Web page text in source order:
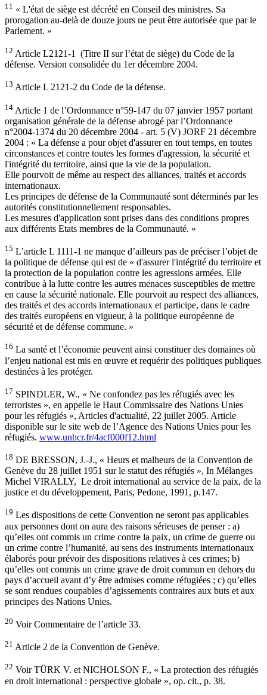
11 « L'état de siège est décrété en Conseil des ministres. Sa
prorogation au-delà de douze jours ne peut être autorisée que par le
Parlement. »
12 Article L2121-1 (Titre II sur l’état de siège) du Code de la
défense. Version consolidée du 1er décembre 2004.
13 Article L 2121-2 du Code de la défense.
14 Article 1 de l’Ordonnance n°59-147 du 07 janvier 1957 portant
organisation générale de la défense abrogé par l’Ordonnance
n°2004-1374 du 20 décembre 2004 - art. 5 (V) JORF 21 décembre
2004 : « La défense a pour objet d'assurer en tout temps, en toutes
circonstances et contre toutes les formes d'agression, la sécurité et
l'intégrité du territoire, ainsi que la vie de la population.
Elle pourvoit de même au respect des alliances, traités et accords
internationaux.
Les principes de défense de la Communauté sont déterminés par les
autorités constitutionnellement responsables.
Les mesures d'application sont prises dans des conditions propres
aux différents Etats membres de la Communauté. »
15 L’article L 1111-1 ne manque d’ailleurs pas de préciser l’objet de
la politique de défense qui est de « d'assurer l'intégrité du territoire et
la protection de la population contre les agressions armées. Elle
contribue à la lutte contre les autres menaces susceptibles de mettre
en cause la sécurité nationale. Elle pourvoit au respect des alliances,
des traités et des accords internationaux et participe, dans le cadre
des traités européens en vigueur, à la politique européenne de
sécurité et de défense commune. »
16 La santé et l’économie peuvent ainsi constituer des domaines où
l’enjeu national est mis en œuvre et requérir des politiques publiques
destinées à les protéger.
17 SPINDLER, W., « Ne confondez pas les réfugiés avec les
terroristes », en appelle le Haut Commissaire des Nations Unies
pour les réfugiés », Articles d'actualité, 22 juillet 2005. Article
disponible sur le site web de l’Agence des Nations Unies pour les
réfugiés. www.unhcr.fr/4acf000f12.html
18 DE BRESSON, J.-J., « Heurs et malheurs de la Convention de
Genève du 28 juillet 1951 sur le statut des réfugiés », In Mélanges
Michel VIRALLY, Le droit international au service de la paix, de la
justice et du développement, Paris, Pedone, 1991, p.147.
19 Les dispositions de cette Convention ne seront pas applicables
aux personnes dont on aura des raisons sérieuses de penser : a)
qu’elles ont commis un crime contre la paix, un crime de guerre ou
un crime contre l’humanité, au sens des instruments internationaux
élaborés pour prévoir des dispositions relatives à ces crimes; b)
qu’elles ont commis un crime grave de droit commun en dehors du
pays d’accueil avant d’y être admises comme réfugiées ; c) qu’elles
se sont rendues coupables d’agissements contraires aux buts et aux
principes des Nations Unies.
20 Voir Commentaire de l’article 33.
21 Article 2 de la Convention de Genève.
22 Voir TÜRK V. et NICHOLSON F., « La protection des réfugiés
en droit international : perspective globale », op. cit., p. 38.